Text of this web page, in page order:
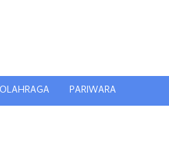
OLAHRAGA PARIWARA